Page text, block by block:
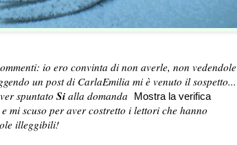
io ero convinta di non averle, non vedendole
un post di CarlaEmilia mi è venuto il sospetto...
spuntato Si alla domanda
Mostra la verifica
mi scuso per aver costretto i lettori che hanno
illeggibili!